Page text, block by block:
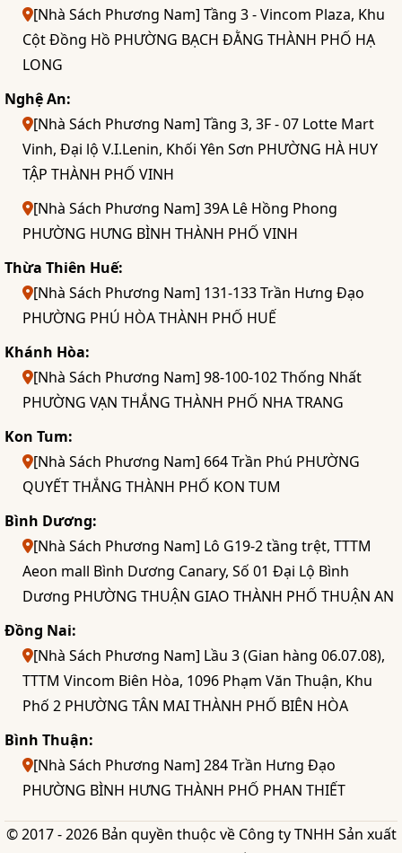
[Nhà Sách Phương Nam] Tầng 3 - Vincom Plaza, Khu
Cột Đồng Hồ PHƯỜNG BẠCH ĐẰNG THÀNH PHỐ HẠ
LONG
Nghệ An:
[Nhà Sách Phương Nam] Tầng 3, 3F - 07 Lotte Mart
Vinh, Đại lộ V.I.Lenin, Khối Yên Sơn PHƯỜNG HÀ HUY
TẬP THÀNH PHỐ VINH
[Nhà Sách Phương Nam] 39A Lê Hồng Phong
PHƯỜNG HƯNG BÌNH THÀNH PHỐ VINH
Thừa Thiên Huế:
[Nhà Sách Phương Nam] 131-133 Trần Hưng Đạo
PHƯỜNG PHÚ HÒA THÀNH PHỐ HUẾ
Khánh Hòa:
[Nhà Sách Phương Nam] 98-100-102 Thống Nhất
PHƯỜNG VẠN THẮNG THÀNH PHỐ NHA TRANG
Kon Tum:
[Nhà Sách Phương Nam] 664 Trần Phú PHƯỜNG
QUYẾT THẮNG THÀNH PHỐ KON TUM
Bình Dương:
[Nhà Sách Phương Nam] Lô G19-2 tầng trệt, TTTM
Aeon mall Bình Dương Canary, Số 01 Đại Lộ Bình
Dương PHƯỜNG THUẬN GIAO THÀNH PHỐ THUẬN AN
Đồng Nai:
[Nhà Sách Phương Nam] Lầu 3 (Gian hàng 06.07.08),
TTTM Vincom Biên Hòa, 1096 Phạm Văn Thuận, Khu
Phố 2 PHƯỜNG TÂN MAI THÀNH PHỐ BIÊN HÒA
Bình Thuận:
[Nhà Sách Phương Nam] 284 Trần Hưng Đạo
PHƯỜNG BÌNH HƯNG THÀNH PHỐ PHAN THIẾT
© 2017 - 2026 Bản quyền thuộc về Công ty TNHH Sản xuất